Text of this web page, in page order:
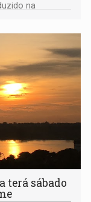
na
terá sábado